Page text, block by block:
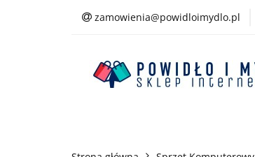
zamowienia@powidloimydlo.pl